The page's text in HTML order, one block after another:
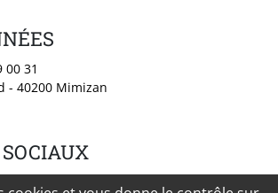
00 31
- 40200 Mimizan